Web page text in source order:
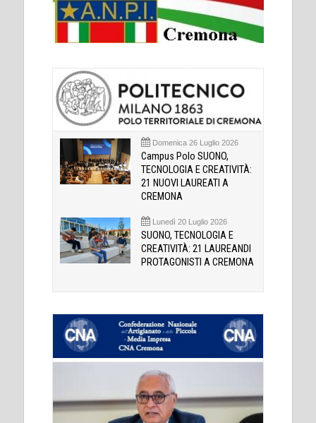
Domenica 26 Luglio 2026
Campus Polo SUONO,
TECNOLOGIA E CREATIVITÀ:
21 NUOVI LAUREATI A
CREMONA
Lunedì 20 Luglio 2026
SUONO, TECNOLOGIA E
CREATIVITÀ: 21 LAUREANDI
PROTAGONISTI A CREMONA